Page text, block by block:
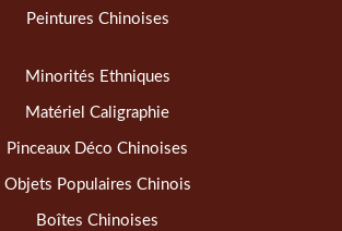
Peintures Chinoises
Minorités Ethniques
Matériel Caligraphie
Pinceaux Déco Chinoises
Objets Populaires Chinois
Boîtes Chinoises